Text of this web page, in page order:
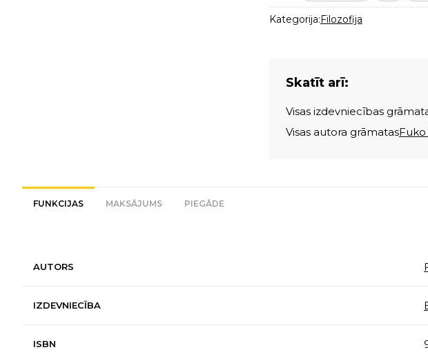
Kategorija:Filozofija
Skatīt arī:
Visas izdevniecības
Visas autora grāmatasFuko
FUNKCIJAS MAKSĀJUMS PIEGĀDE
AUTORS
IZDEVNIECĪBA
ISBN